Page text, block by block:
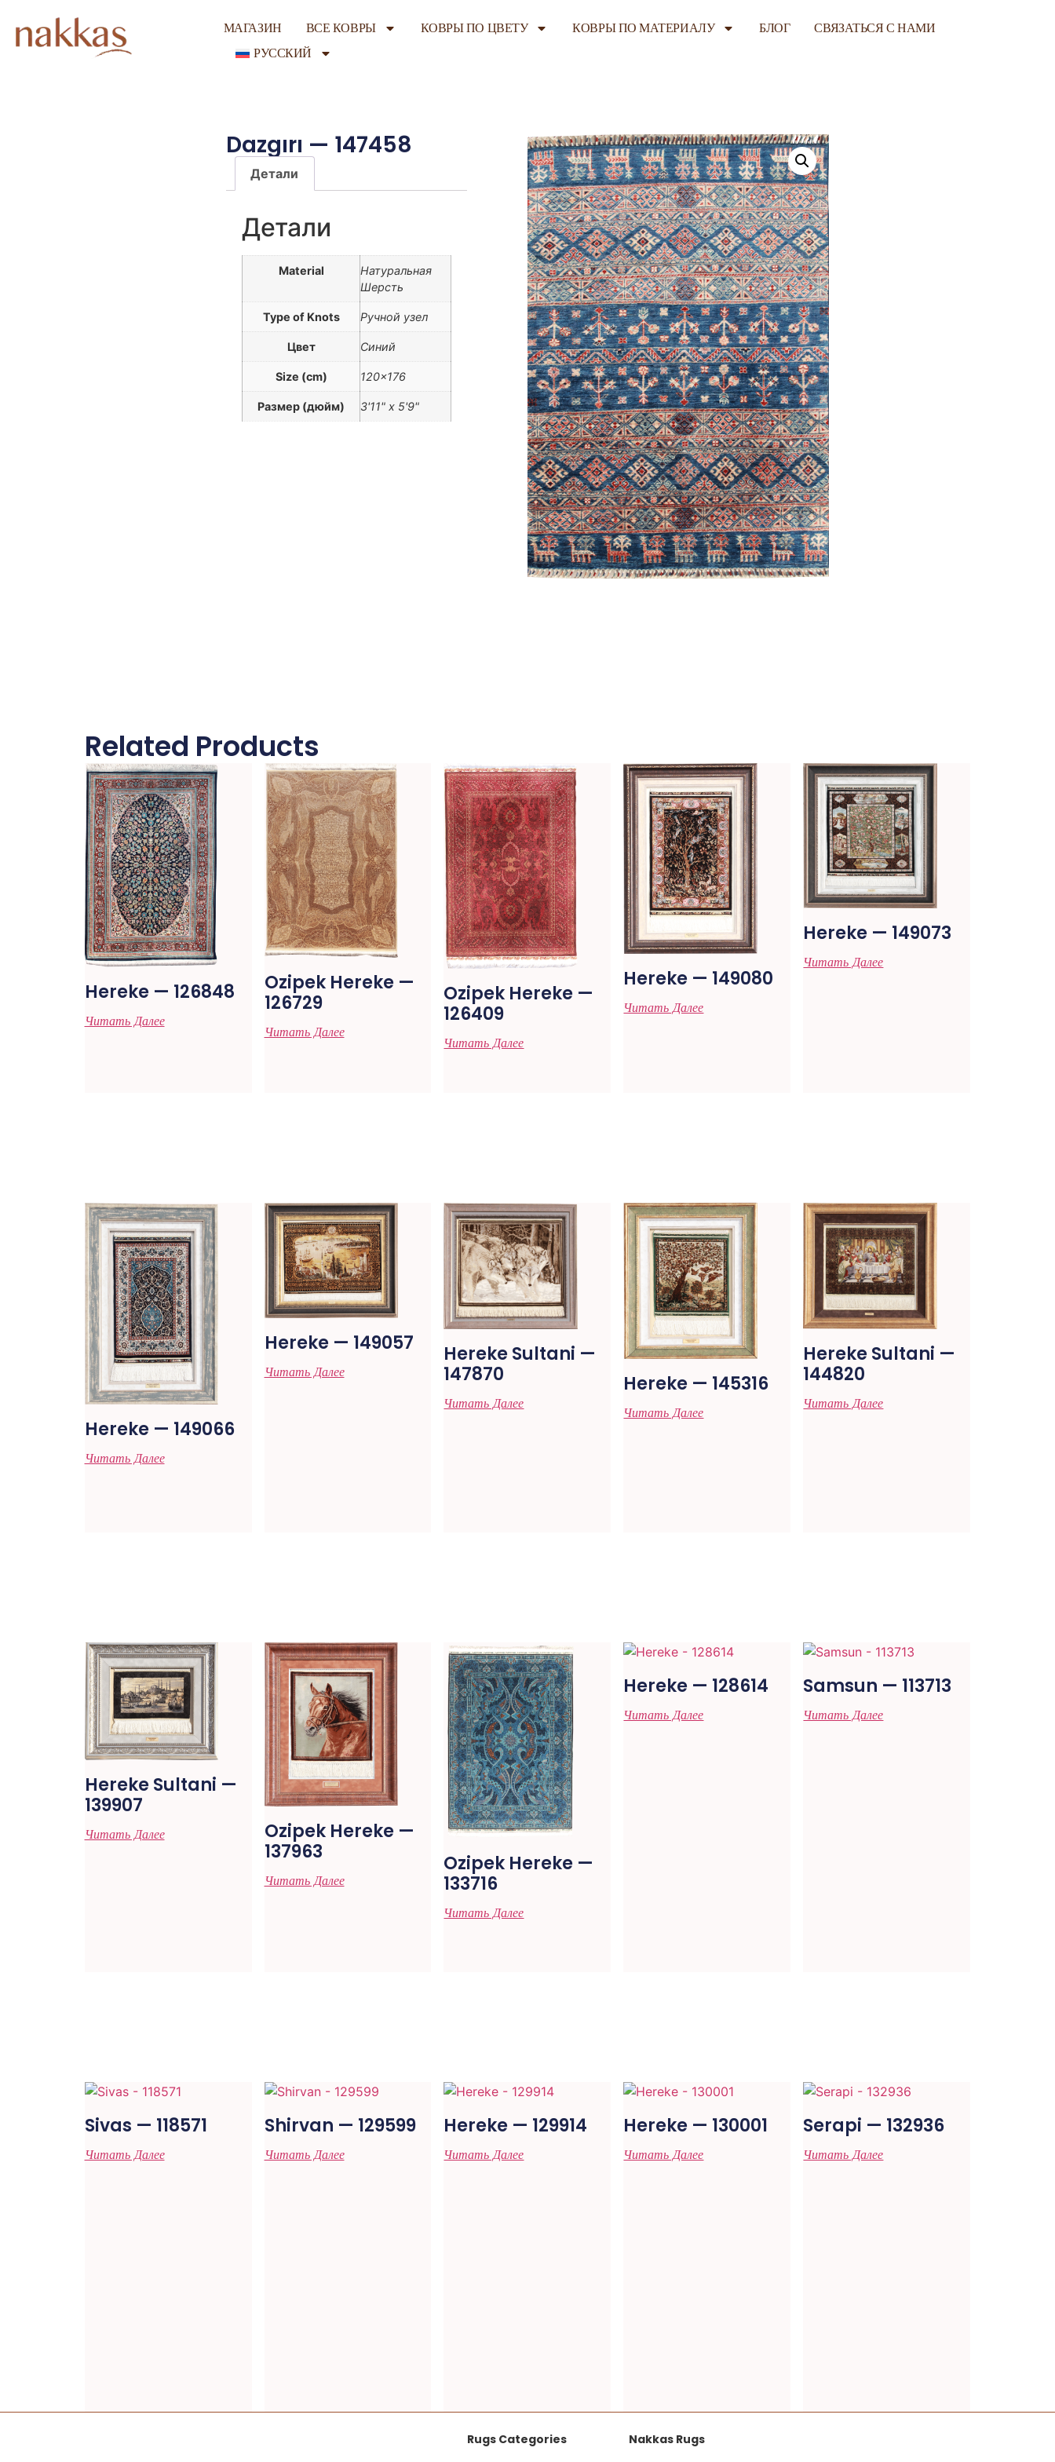
МАГАЗИН ВСЕ КОВРЫ КОВРЫ ПО ЦВЕТУ КОВРЫ ПО МАТЕРИАЛУ БЛОГ
СВЯЗАТЬСЯ С НАМИ
РУССКИЙ
Dazgırı — 147458
Детали
Детали
Material
Натуральная
Шерсть
Type of Knots Ручной узел
Цвет Синий
Size (cm) 120×176
Размер (дюйм) 3'11" x 5'9"
Related Products
Hereke — 126848
Читать Далее
Ozipek Hereke —
126729
Читать Далее
Ozipek Hereke —
126409
Читать Далее
Hereke — 149080
Читать Далее
Hereke — 149073
Читать Далее
Hereke — 149066
Читать Далее
Hereke — 149057
Читать Далее
Hereke Sultani —
147870
Читать Далее
Hereke — 145316
Читать Далее
Hereke Sultani —
144820
Читать Далее
Hereke Sultani —
139907
Читать Далее
Ozipek Hereke —
137963
Читать Далее
Ozipek Hereke —
133716
Читать Далее
Hereke — 128614
Читать Далее
Samsun — 113713
Читать Далее
Sivas — 118571
Читать Далее
Shirvan — 129599
Читать Далее
Hereke — 129914
Читать Далее
Hereke — 130001
Читать Далее
Serapi — 132936
Читать Далее
Rugs Categories Nakkas Rugs